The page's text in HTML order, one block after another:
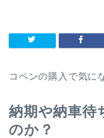
コペンの購入で気に
納期や納車待
のか？